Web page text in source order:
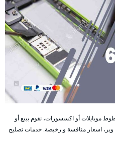
موبايلات أو اكسسورات، نقوم ببيع أو
اسعار منافسة و رخيصة. خدمات تصليح